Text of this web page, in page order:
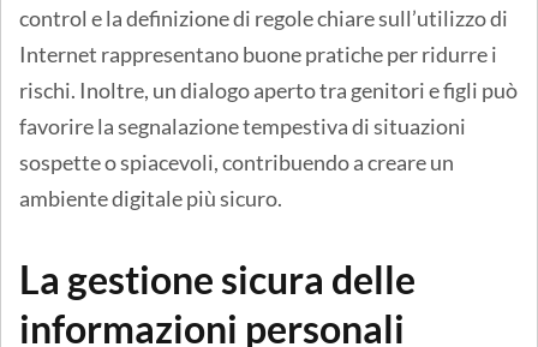
control e la definizione di regole chiare sull’utilizzo di
Internet rappresentano buone pratiche per ridurre i
rischi. Inoltre, un dialogo aperto tra genitori e figli può
favorire la segnalazione tempestiva di situazioni
sospette o spiacevoli, contribuendo a creare un
ambiente digitale più sicuro.
La gestione sicura delle
informazioni personali